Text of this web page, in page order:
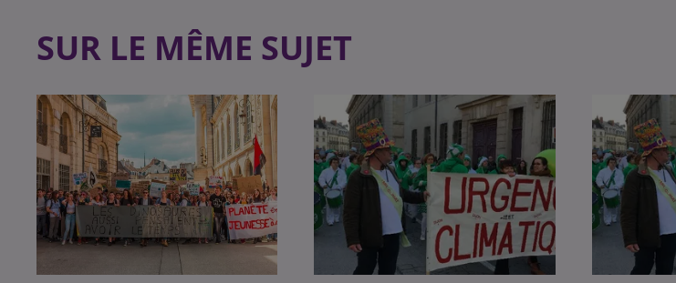
SUR LE MÊME SUJET